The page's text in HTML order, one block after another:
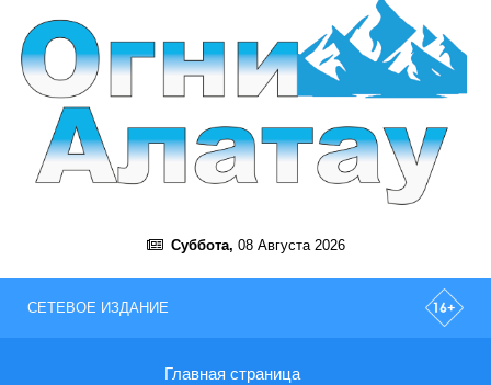
Суббота, 08 Августа 2026
СЕТЕВОЕ ИЗДАНИЕ
Главная страница